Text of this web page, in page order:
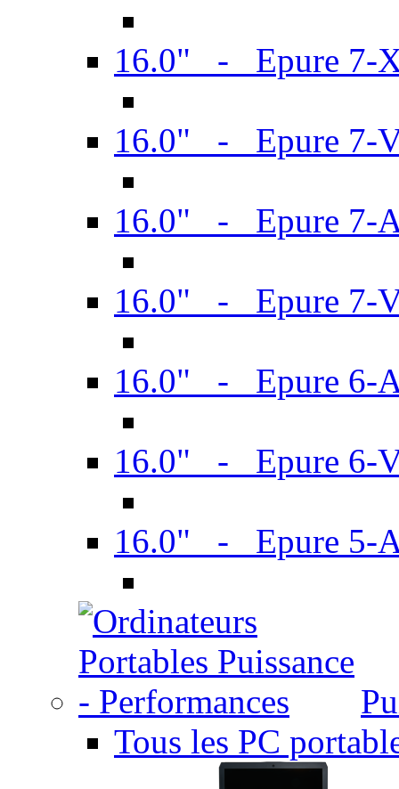
16.0" - Epure 7-
16.0" - Epure 7-
16.0" - Epure 7-
16.0" - Epure 7-
16.0" - Epure 6-
16.0" - Epure 6-
16.0" - Epure 5-
Tous les PC